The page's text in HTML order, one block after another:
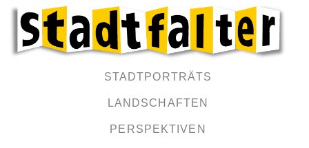
STADTPORTRÄTS
LANDSCHAFTEN
PERSPEKTIVEN